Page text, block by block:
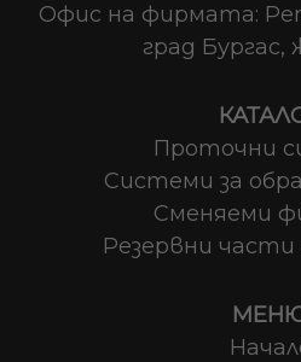
Офис на фирмата:
град Бургас,
Проточни
Системи за
Сменяеми
Резервни части